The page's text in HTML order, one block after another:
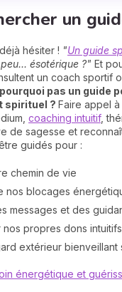
un
hésiter ! "Un guide
ésotérique ?" Et
un coach sportif
pourquoi pas un guide
spirituel ? Faire appel
coaching intuitif,
de sagesse et
guidés pour :
chemin de vie
nos blocages
messages et des
propres dons intuitifs
extérieur bienveillant
énergétique et